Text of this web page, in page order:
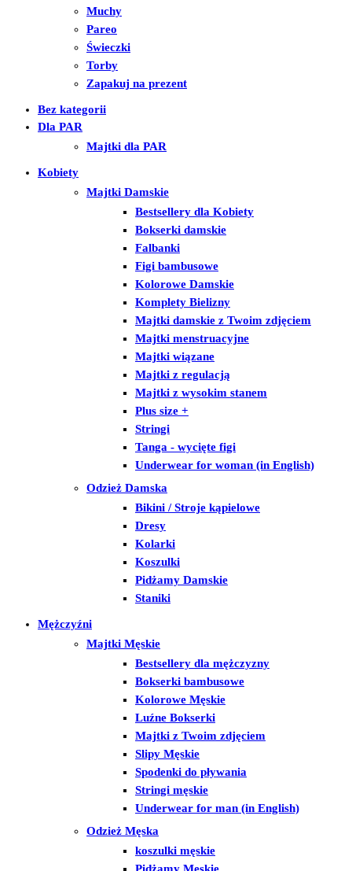
Muchy
Pareo
Świeczki
Torby
Zapakuj na prezent
Bez kategorii
Dla PAR
Majtki dla PAR
Kobiety
Majtki Damskie
Bestsellery dla Kobiety
Bokserki damskie
Falbanki
Figi bambusowe
Kolorowe Damskie
Komplety Bielizny
Majtki damskie z Twoim zdjęciem
Majtki menstruacyjne
Majtki wiązane
Majtki z regulacją
Majtki z wysokim stanem
Plus size +
Stringi
Tanga - wycięte figi
Underwear for woman (in English)
Odzież Damska
Bikini / Stroje kąpielowe
Dresy
Kolarki
Koszulki
Pidżamy Damskie
Staniki
Mężczyźni
Majtki Męskie
Bestsellery dla mężczyzny
Bokserki bambusowe
Kolorowe Męskie
Luźne Bokserki
Majtki z Twoim zdjęciem
Slipy Męskie
Spodenki do pływania
Stringi męskie
Underwear for man (in English)
Odzież Męska
koszulki męskie